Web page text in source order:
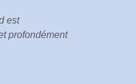
est
profondément